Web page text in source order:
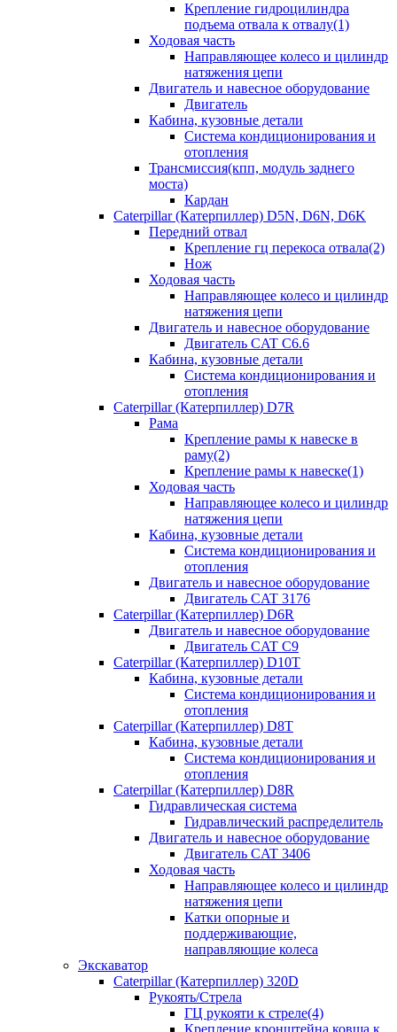
Крепление гидроцилиндра
подъема отвала к отвалу(1)
Ходовая часть
Направляющее колесо и цилиндр
натяжения цепи
Двигатель и навесное оборудование
Двигатель
Кабина, кузовные детали
Система кондиционирования и
отопления
Трансмиссия(кпп, модуль заднего
моста)
Кардан
Caterpillar (Катерпиллер) D5N, D6N, D6K
Передний отвал
Крепление гц перекоса отвала(2)
Нож
Ходовая часть
Направляющее колесо и цилиндр
натяжения цепи
Двигатель и навесное оборудование
Двигатель CAT C6.6
Кабина, кузовные детали
Система кондиционирования и
отопления
Caterpillar (Катерпиллер) D7R
Рама
Крепление рамы к навеске в
раму(2)
Крепление рамы к навеске(1)
Ходовая часть
Направляющее колесо и цилиндр
натяжения цепи
Кабина, кузовные детали
Система кондиционирования и
отопления
Двигатель и навесное оборудование
Двигатель CAT 3176
Caterpillar (Катерпиллер) D6R
Двигатель и навесное оборудование
Двигатель CAT C9
Caterpillar (Катерпиллер) D10T
Кабина, кузовные детали
Система кондиционирования и
отопления
Caterpillar (Катерпиллер) D8T
Кабина, кузовные детали
Система кондиционирования и
отопления
Caterpillar (Катерпиллер) D8R
Гидравлическая система
Гидравлический распределитель
Двигатель и навесное оборудование
Двигатель CAT 3406
Ходовая часть
Направляющее колесо и цилиндр
натяжения цепи
Катки опорные и
поддерживающие,
направляющие колеса
Экскаватор
Caterpillar (Катерпиллер) 320D
Рукоять/Стрела
ГЦ рукояти к стреле(4)
Крепление кронштейна ковша к